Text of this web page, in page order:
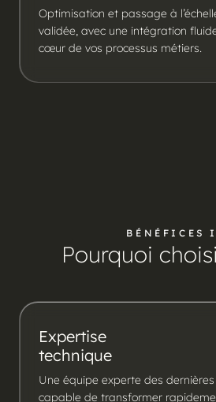
Optimisation et passage à
validée, avec une intégration
cœur de vos processus métiers.
BÉNÉFICES
Pourquoi
Expertise
technique
Une équipe experte des
capable de transformer